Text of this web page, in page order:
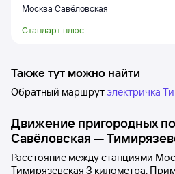
Москва Савёловская
Стандарт плюс
Также тут можно найти
Обратный маршрутэлектричка
Движение пригородных
Савёловская —
Расстояние между станциями
Тимирязевская 3 километра.